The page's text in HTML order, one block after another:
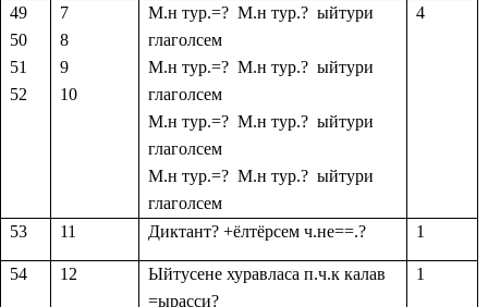
49
50
51
52
7
8
9
10
М.н тур.=? М.н тур.? ыйтури
глаголсем
М.н тур.=? М.н тур.? ыйтури
глаголсем
М.н тур.=? М.н тур.? ыйтури
глаголсем
М.н тур.=? М.н тур.? ыйтури
глаголсем
4
53 11 Диктант? +ёлтёрсем ч.не==.? 1
54 12
Ыйтусене хуравласа п.ч.к калав
=ырасси?
1